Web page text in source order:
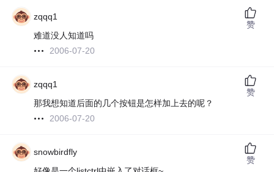
zqqq1
难道没人知道吗
2006-07-20
赞
zqqq1
那我想知道后面的几个按钮是怎样加上去的呢？
2006-07-20
赞
snowbirdfly
赞